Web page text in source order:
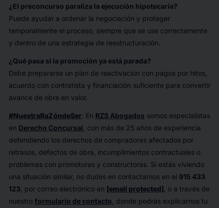
¿El preconcurso paraliza la ejecución hipotecaria?
Puede ayudar a ordenar la negociación y proteger
temporalmente el proceso, siempre que se use correctamente
y dentro de una estrategia de reestructuración.
¿Qué pasa si la promoción ya está parada?
Debe prepararse un plan de reactivación con pagos por hitos,
acuerdo con contratista y financiación suficiente para convertir
avance de obra en valor.
#NuestraRaZóndeSer: En RZS Abogados somos especialistas
en Derecho Concursal , con más de 25 años de experiencia
defendiendo los derechos de compradores afectados por
retrasos, defectos de obra, incumplimientos contractuales o
problemas con promotoras y constructoras. Si estás viviendo
una situación similar, no dudes en contactarnos en el 915 433
123 , por correo electrónico en [email protected] , o a través de
nuestro formulario de contacto , donde podrás explicarnos tu